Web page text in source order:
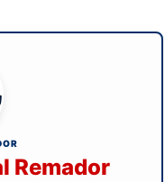
Remador